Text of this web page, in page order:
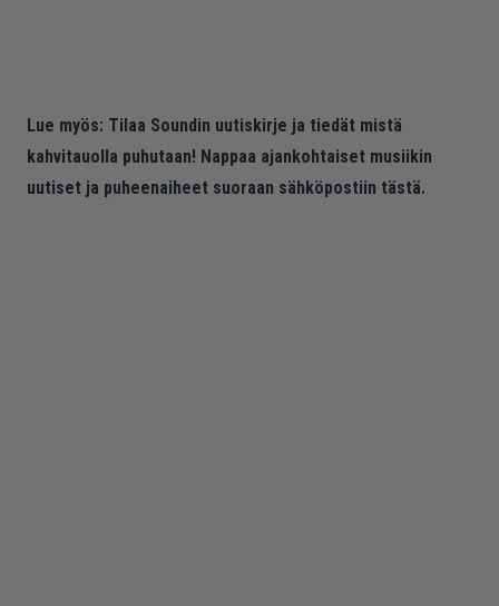
Lue myös: Tilaa Soundin uutiskirje ja tiedät mistä
kahvitauolla puhutaan! Nappaa ajankohtaiset musiikin
uutiset ja puheenaiheet suoraan sähköpostiin tästä.